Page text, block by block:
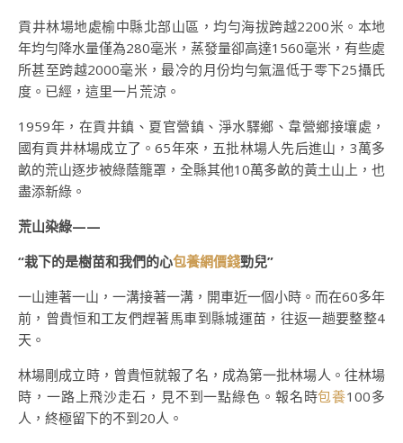
貢井林場地處榆中縣北部山區，均勻海拔跨越2200米。本地
年均勻降水量僅為280毫米，蒸發量卻高達1560毫米，有些處
所甚至跨越2000毫米，最冷的月份均勻氣溫低于零下25攝氏
度。已經，這里一片荒涼。
1959年，在貢井鎮、夏官營鎮、淨水驛鄉、韋營鄉接壤處，
國有貢井林場成立了。65年來，五批林場人先后進山，3萬多
畝的荒山逐步被綠蔭籠罩，全縣其他10萬多畝的黃土山上，也
盡添新綠。
荒山染綠——
“栽下的是樹苗和我們的心包養網價錢勁兒”
一山連著一山，一溝接著一溝，開車近一個小時。而在60多年
前，曾貴恒和工友們趕著馬車到縣城運苗，往返一趟要整整4
天。
林場剛成立時，曾貴恒就報了名，成為第一批林場人。往林場
時，一路上飛沙走石，見不到一點綠色。報名時包養100多
人，終極留下的不到20人。